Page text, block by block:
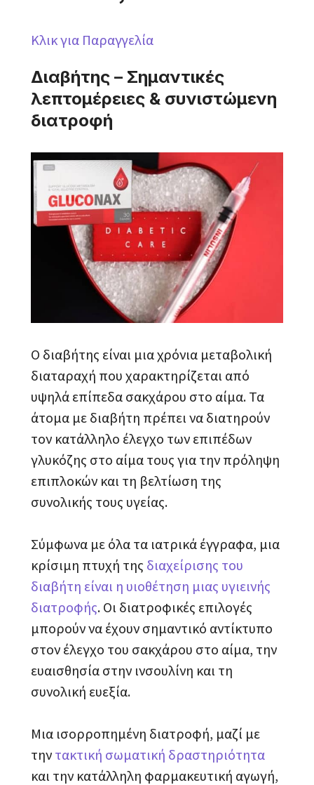
Κλικ για Παραγγελία
Διαβήτης – Σημαντικές
λεπτομέρειες & συνιστώμενη
διατροφή
Ο διαβήτης είναι μια χρόνια μεταβολική
διαταραχή που χαρακτηρίζεται από
υψηλά επίπεδα σακχάρου στο αίμα. Τα
άτομα με διαβήτη πρέπει να διατηρούν
τον κατάλληλο έλεγχο των επιπέδων
γλυκόζης στο αίμα τους για την πρόληψη
επιπλοκών και τη βελτίωση της
συνολικής τους υγείας.
Σύμφωνα με όλα τα ιατρικά έγγραφα, μια
κρίσιμη πτυχή της διαχείρισης του
διαβήτη είναι η υιοθέτηση μιας υγιεινής
διατροφής. Οι διατροφικές επιλογές
μπορούν να έχουν σημαντικό αντίκτυπο
στον έλεγχο του σακχάρου στο αίμα, την
ευαισθησία στην ινσουλίνη και τη
συνολική ευεξία.
Μια ισορροπημένη διατροφή, μαζί με
την τακτική σωματική δραστηριότητα
και την κατάλληλη φαρμακευτική αγωγή,